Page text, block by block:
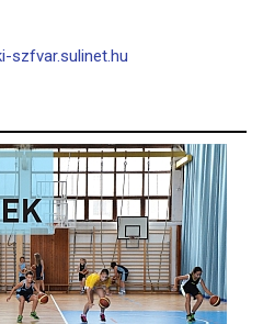
szfvar.sulinet.hu